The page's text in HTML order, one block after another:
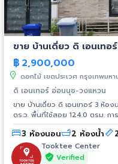
ขาย บ้านเดี่ยว ดิ เอนเท
฿ 2,900,000
ดอกไม้ เขตประเวศ กรุงเทพมห
ดิ เอนเทอร์ อ่อนนุช-วงแหวน
ขาย บ้านเดี่ยว ดิ เอนเทอร์ 3 ห้องนอน
ตร.ว. พื้นที่ใช้สอย 124.0 ตรม. การเดินทาง - ถนนซอยกาญจนาภิเษก 39 สิ่ง
อำนวยความสะดวก - มีการรักษาค
ที่ใกล้เคียง - ห้างสรรพสินค้าพาร
สวนหลวง ร.9 - มหาวิทยาลัยราม
รินธร - โรงพยาบาลไทยนครินทร์
3 ห้องนอน 2 ห้องน้ำ
Tooktee Center
Verified